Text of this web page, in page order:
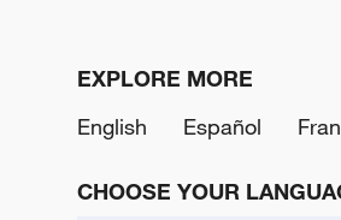
EXPLORE MORE
English
Español
CHOOSE YOUR